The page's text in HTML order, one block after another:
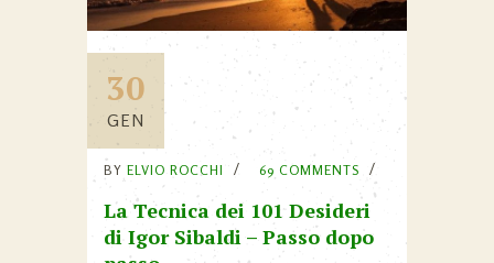
30
GEN
BY ELVIO ROCCHI 69 COMMENTS
La Tecnica dei 101 Desideri
di Igor Sibaldi – Passo dopo